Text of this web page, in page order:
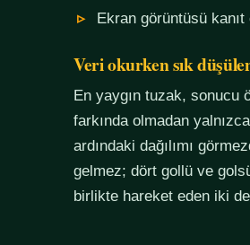
Ekran görüntüsü kanıt
Veri okurken sık
En yaygın tuzak, sonucu
farkında olmadan
ardındaki dağılımı
gelmez; dört gollü ve
birlikte hareket eden iki